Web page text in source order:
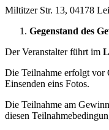
Miltitzer Str. 13, 04178
Gegenstand des
Der Veranstalter führt im
Die Teilnahme erfolgt vor
Einsenden eins Fotos.
Die Teilnahme am
diesen